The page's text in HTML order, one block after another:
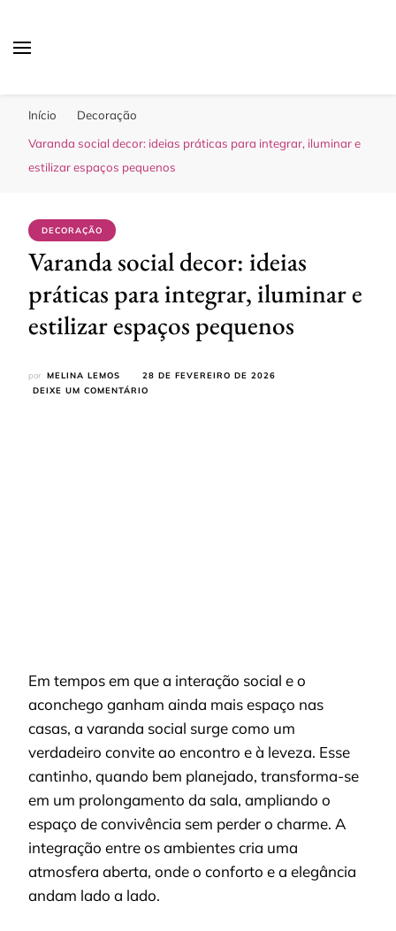
Início
Decoração
Varanda social decor: ideias práticas para integrar, iluminar e
estilizar espaços pequenos
DECORAÇÃO
Varanda social decor: ideias
práticas para integrar, iluminar e
estilizar espaços pequenos
por MELINA LEMOS
28 DE FEVEREIRO DE 2026
DEIXE UM COMENTÁRIO
Em tempos em que a interação social e o
aconchego ganham ainda mais espaço nas
casas, a varanda social surge como um
verdadeiro convite ao encontro e à leveza. Esse
cantinho, quando bem planejado, transforma-se
em um prolongamento da sala, ampliando o
espaço de convivência sem perder o charme. A
integração entre os ambientes cria uma
atmosfera aberta, onde o conforto e a elegância
andam lado a lado.